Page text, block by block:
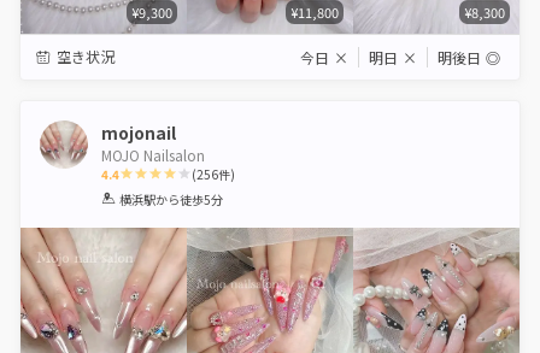
¥9,300 ¥11,800 ¥8,300
空き状況 今日 × 明日 × 明後日 ◎
mojonail
MOJO Nailsalon
4.4
1 2 3 4 5
(256件)
横浜駅から徒歩5分